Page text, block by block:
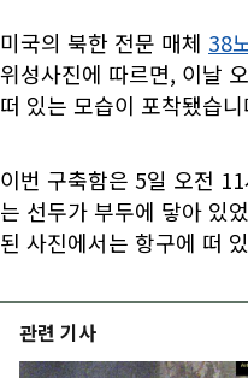
미국의 북한 전문 매체 38
위성사진에 따르면, 이날
떠 있는 모습이 포착됐습
이번 구축함은 5일 오전
는 선두가 부두에 닿아 있
된 사진에서는 항구에 떠
관련 기사